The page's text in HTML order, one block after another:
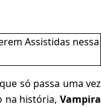
que só passa uma vez
na história,Vampira